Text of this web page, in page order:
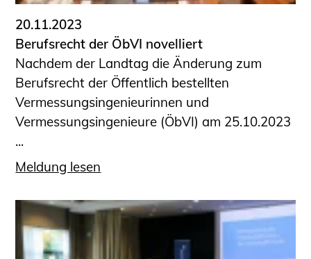
20.11.2023
Berufsrecht der ÖbVI novelliert
Nachdem der Landtag die Änderung zum
Berufsrecht der Öffentlich bestellten
Vermessungsingenieurinnen und
Vermessungsingenieure (ÖbVI) am 25.10.2023
...
Meldung lesen